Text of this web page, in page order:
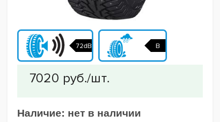
72dB B
Наличие: нет в наличии